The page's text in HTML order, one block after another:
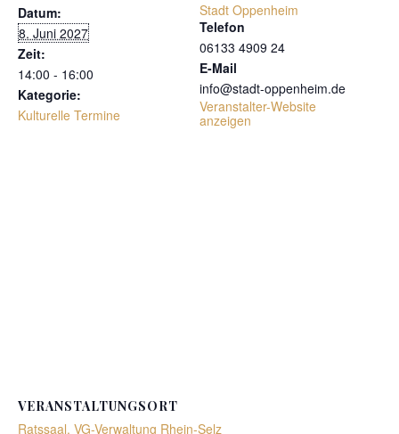
Datum:
8. Juni 2027
Zeit:
14:00 - 16:00
Kategorie:
Kulturelle Termine
Stadt Oppenheim
Telefon
06133 4909 24
E-Mail
info@stadt-oppenheim.de
Veranstalter-Website
anzeigen
VERANSTALTUNGSORT
Ratssaal, VG-Verwaltung Rhein-Selz